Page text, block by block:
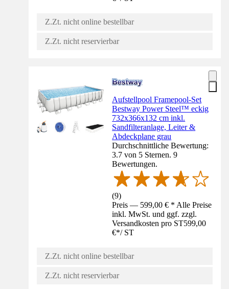
Z.Zt. nicht online bestellbar
Z.Zt. nicht reservierbar
Aufstellpool Framepool-Set
Bestway Power Steel™ eckig
732x366x132 cm inkl.
Sandfilteranlage, Leiter &
Abdeckplane grau
Durchschnittliche Bewertung:
3.7 von 5 Sternen. 9
Bewertungen.
(9)
Preis — 599,00 € * Alle Preise
inkl. MwSt. und ggf. zzgl.
Versandkosten pro ST599,00
€*/ ST
Z.Zt. nicht online bestellbar
Z.Zt. nicht reservierbar